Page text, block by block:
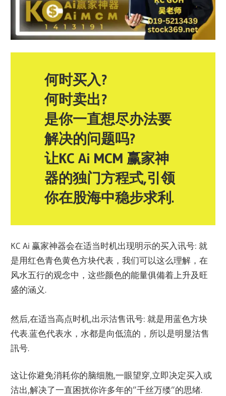
何时买入?
何时卖出?
是你一直想尽办法要
解决的问题吗?
让KC Ai MCM 赢家神
器的独门方程式,引领
你在股海中稳步求利.
KC Ai 赢家神器会在适当时机出现明示的买入讯号: 就
是用红色青色黄色方块代表，我们可以这么理解，在
风水五行的观念中，这些颜色的能量俱備着上升及旺
盛的涵义.
然后,在适当高点时机,出示沽售讯号: 就是用蓝色方块
代表.蓝色代表水，水都是向低流的，所以是明显沽售
訊号.
这让你避免消耗你的脑细胞,一眼望穿,立即决定买入或
沽出,解决了一直困扰你许多年的”千丝万缕”的思绪.